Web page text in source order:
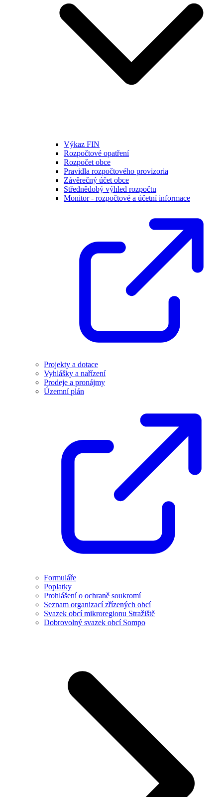
Výkaz FIN
Rozpočtové opatření
Rozpočet obce
Pravidla rozpočtového provizoria
Závěrečný účet obce
Střednědobý výhled rozpočtu
Monitor - rozpočtové a účetní informace
Projekty a dotace
Vyhlášky a nařízení
Prodeje a pronájmy
Územní plán
Formuláře
Poplatky
Prohlášení o ochraně soukromí
Seznam organizací zřízených obcí
Svazek obcí mikroregionu Stražiště
Dobrovolný svazek obcí Sompo